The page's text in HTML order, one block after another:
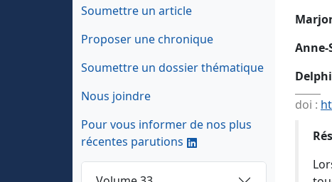
Soumettre un article
Proposer une chronique
Soumettre un dossier thématique
Nous joindre
Pour vous informer de nos plus
récentes parutions
Anne-
doi :